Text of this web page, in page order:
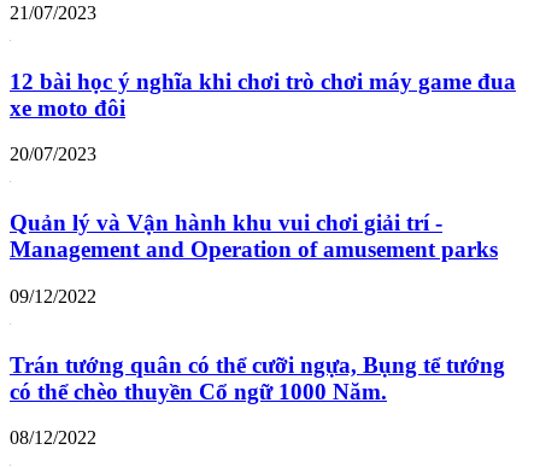
21/07/2023
12 bài học ý nghĩa khi chơi trò chơi máy game đua
xe moto đôi
20/07/2023
Quản lý và Vận hành khu vui chơi giải trí -
Management and Operation of amusement parks
09/12/2022
Trán tướng quân có thể cưỡi ngựa, Bụng tể tướng
có thể chèo thuyền Cổ ngữ 1000 Năm.
08/12/2022